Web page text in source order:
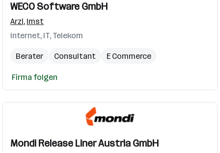
WECO Software GmbH
Arzl, Imst
Internet, IT, Telekom
Berater Consultant E Commerce
Firma folgen
Mondi Release Liner Austria GmbH